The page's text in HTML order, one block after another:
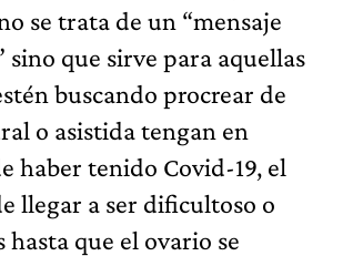
se trata de un “mensaje
sino que sirve para aquellas
buscando procrear de
o asistida tengan en
haber tenido Covid-19, el
llegar a ser dificultoso o
hasta que el ovario se